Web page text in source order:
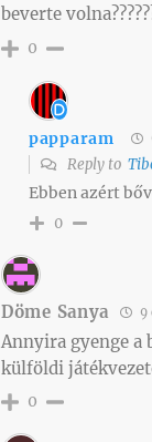
beverte
0
papparam
Reply to
Ebben azért
0
Döme Sanya 9
Annyira gyenge a
külföldi
0